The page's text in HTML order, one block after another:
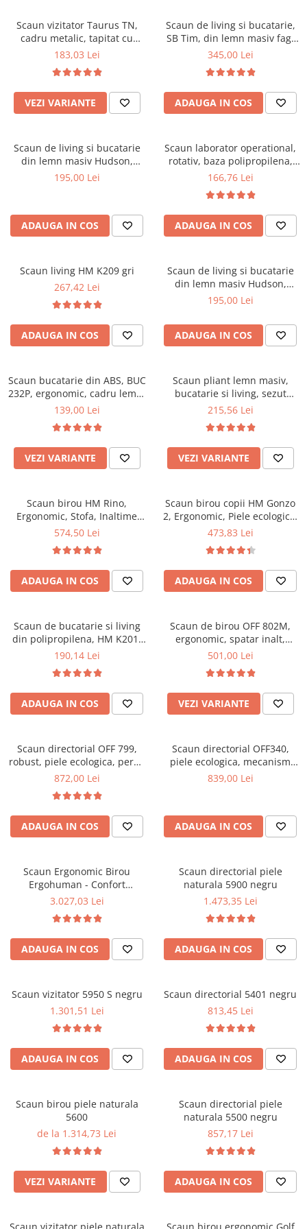
Saltele cu arcuri impachetate
individual
Saltele Memory Pocket
Saltele Memory Foam
Saltele Memory Pocket
Saltele cu plasa arcuri
Saltele cu spuma
Saltele cu spuma poliuretanica
Saltele 140x200
Saltele 180x200
Top saltele
Top saltele 5 cm
Top saltele 10 cm
Top saltele memory 5 cm
Saltele ieftine
Saltele cu plasa de arcuri
Paturi
Seturi de pat si saltea
Masute de toaleta
Mobilier living
Scaune pentru living
Comode living
Set mese plus scaune
Scaune ergonomice
Etajere Birou
Birouri
Scaune pentru birou
Scaune pentru vizitatori
Mobilier bucatarie
Scaune pentru bucatarie
Mobila bucatarie
Seturi mese si scaune bucatarie
Mobilier hol
Mobila hol
Suporturi si rafturi pantofi
Pantofare
Seturi mobilier hol
Stender haine
Suport pentru umerase
Etajere
Cuiere
Mese gradinita
Scaune gradinita
Set mese si scaune gradinita
Mobila camera copii
Saltele patuturi copii
Paturi copii
Masa si scaune gradinita
Seturi comode living si dormitor
Scaune birou
Scaune profesionale
Scaune resigilate
Scaune conferinta
Scaune terasa si outdoor
Scaun vizitator Taurus TN,
cadru metalic, tapitat cu
stofa, stivuibil, 120 kg, negru
183,03 Lei
VEZI VARIANTE
Scaun de living si bucatarie,
SB Tim, din lemn masiv fag,
tapiterie stofa, lacuit, 120 kg,
345,00 Lei
ADAUGA IN COS
Scaun de living si bucatarie
din lemn masiv Hudson,
tapiterie stofa,100 kg,
195,00 Lei
ADAUGA IN COS
Scaun laborator operational,
rotativ, baza polipropilena,
piele ecologica, inaltime
166,76 Lei
ADAUGA IN COS
Scaun living HM K209 gri
267,42 Lei
ADAUGA IN COS
Scaun de living si bucatarie
din lemn masiv Hudson,
tapiterie stofa,100 kg,
195,00 Lei
ADAUGA IN COS
Scaun bucatarie din ABS, BUC
232P, ergonomic, cadru lemn,
100 kg
139,00 Lei
VEZI VARIANTE
Scaun pliant lemn masiv,
bucatarie si living, sezut
tapitat cu piele ecologica, 100
215,56 Lei
VEZI VARIANTE
Scaun birou HM Rino,
Ergonomic, Stofa, Inaltime
reglabila, Mecanism
cm, Gri
574,50 Lei
ADAUGA IN COS
Scaun birou copii HM Gonzo
2, Ergonomic, Piele ecologica,
Inaltime ajustabila, Mecanism
473,83 Lei
ADAUGA IN COS
Scaun de bucatarie si living
din polipropilena, HM K201,
ergonomic, baza lemn masiv,
100 kg, alb
190,14 Lei
ADAUGA IN COS
Scaun de birou OFF 802M,
ergonomic, spatar inalt,
mecanism balans, roti
501,00 Lei
VEZI VARIANTE
Scaun directorial OFF 799,
robust, piele ecologica, perne
duble, baza cromata,
872,00 Lei
ADAUGA IN COS
Scaun directorial OFF340,
piele ecologica, mecanism
balans, robust, rabatabil 180
839,00 Lei
ADAUGA IN COS
Scaun Ergonomic Birou
Ergohuman - Confort
Premium, Reglaje Inteligente
Performanta la Birou
3.027,03 Lei
ADAUGA IN COS
Scaun directorial piele
naturala 5900 negru
1.473,35 Lei
ADAUGA IN COS
Scaun vizitator 5950 S negru
1.301,51 Lei
ADAUGA IN COS
Scaun directorial 5401 negru
813,45 Lei
ADAUGA IN COS
Scaun birou piele naturala
5600
de la 1.314,73 Lei
VEZI VARIANTE
Scaun directorial piele
naturala 5500 negru
857,17 Lei
ADAUGA IN COS